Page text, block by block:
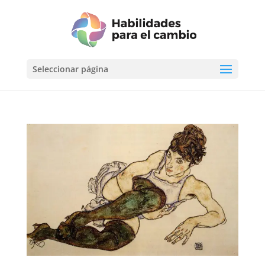
Seleccionar página